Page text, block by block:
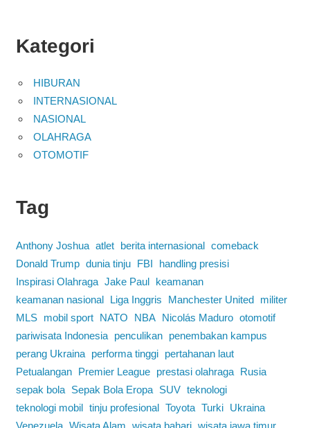
Kategori
HIBURAN
INTERNASIONAL
NASIONAL
OLAHRAGA
OTOMOTIF
Tag
Anthony Joshua atlet berita internasional comeback
Donald Trump dunia tinju FBI
handling presisi
Inspirasi Olahraga Jake Paul
keamanan
keamanan nasional
Liga Inggris Manchester United
militer
MLS
mobil sport NATO NBA Nicolás Maduro otomotif
pariwisata Indonesia
penculikan
penembakan kampus
perang Ukraina
performa tinggi
pertahanan laut
Petualangan
Premier League prestasi olahraga
Rusia
sepak bola
Sepak Bola Eropa SUV teknologi
teknologi mobil tinju profesional Toyota Turki
Ukraina
Venezuela Wisata Alam wisata bahari wisata jawa timur